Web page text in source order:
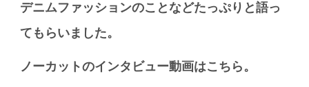
デニムファッションのことなどたっぷりと語っ
てもらいました。
ノーカットのインタビュー動画はこちら。